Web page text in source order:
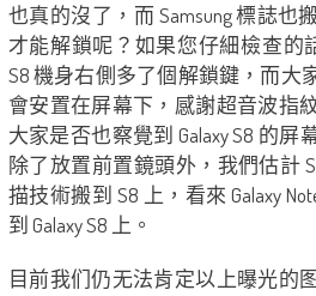
也真的沒了，而 Samsung 標誌也
才能解鎖呢？如果您仔細檢查的
S8 機身右側多了個解鎖鍵，而大
會安置在屏幕下，感謝超音波指
大家是否也察覺到 Galaxy S8 的
除了放置前置鏡頭外，我們估計
描技術搬到 S8 上，看來 Galaxy
到 Galaxy S8 上。
目前我们仍无法肯定以上曝光的